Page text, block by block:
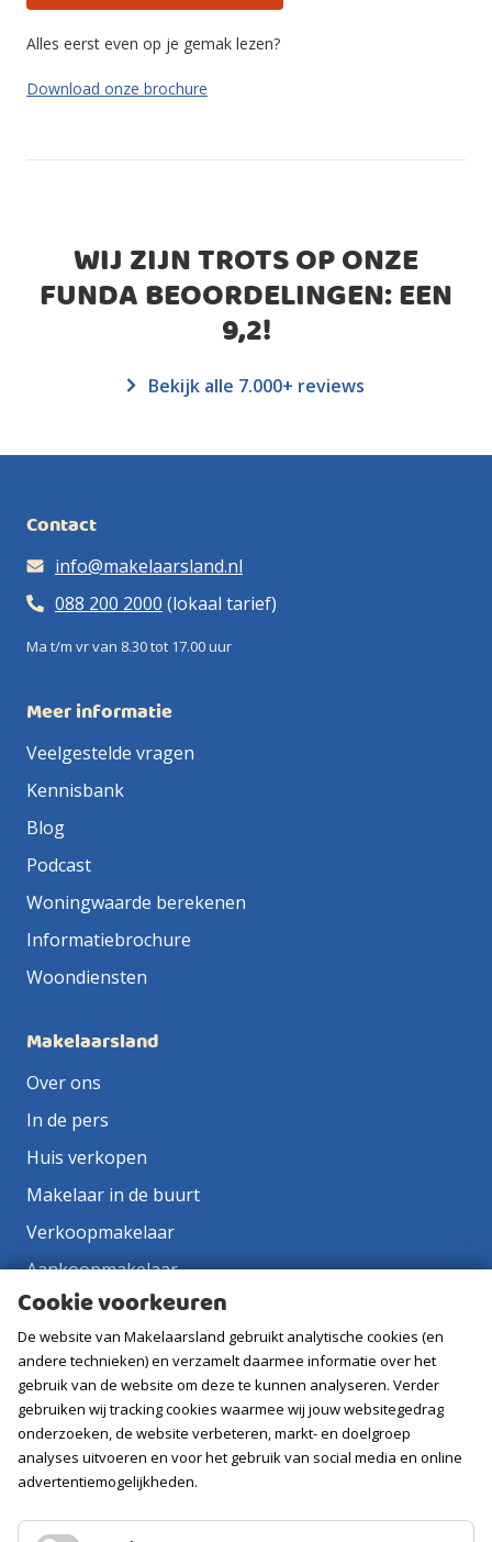
Alles eerst even op je gemak lezen?
Download onze brochure
WIJ ZIJN TROTS OP ONZE
FUNDA BEOORDELINGEN: EEN
9,2!
Bekijk alle 7.000+ reviews
Contact
info@makelaarsland.nl
088 200 2000 (lokaal tarief)
Ma t/m vr van 8.30 tot 17.00 uur
Meer informatie
Veelgestelde vragen
Kennisbank
Blog
Podcast
Woningwaarde berekenen
Informatiebrochure
Woondiensten
Makelaarsland
Over ons
In de pers
Huis verkopen
Makelaar in de buurt
Verkoopmakelaar
Aankoopmakelaar
Contact
Vacatures
Volg ons
Cookie voorkeuren
De website van Makelaarsland gebruikt analytische cookies (en
andere technieken) en verzamelt daarmee informatie over het
gebruik van de website om deze te kunnen analyseren. Verder
gebruiken wij tracking cookies waarmee wij jouw websitegedrag
onderzoeken, de website verbeteren, markt- en doelgroep
analyses uitvoeren en voor het gebruik van social media en online
advertentiemogelijkheden.